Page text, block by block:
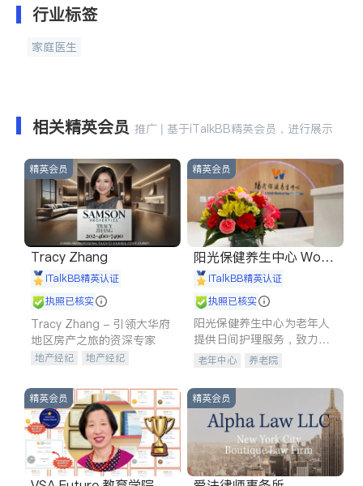
行业标签
家庭医生
相关精英会员 推广 | 基于iTalkBB精英会员，进行展示
精英会员
Tracy Zhang
iTalkBB精英认证
执照已核实
Tracy Zhang - 引领大华府
地区房产之旅的资深专家
地产经纪
地产经纪
商铺租售
开发商建商
精英会员
阳光保健养生中心 World
shine
iTalkBB精英认证
执照已核实
阳光保健养生中心为老年人
提供日间护理服务，致力于
通过持续的护理创新来有效
老年中心 养老院
精英会员 精英会员